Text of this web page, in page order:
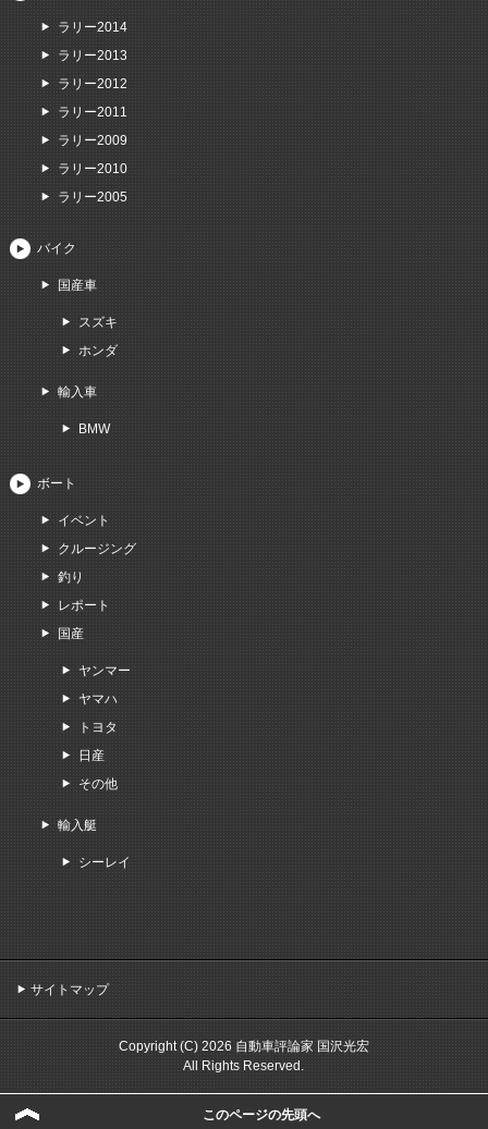
ラリー2014
ラリー2013
ラリー2012
ラリー2011
ラリー2009
ラリー2010
ラリー2005
バイク
国産車
スズキ
ホンダ
輸入車
BMW
ボート
イベント
クルージング
釣り
レポート
国産
ヤンマー
ヤマハ
トヨタ
日産
その他
輸入艇
シーレイ
サイトマップ
Copyright (C) 2026 自動車評論家 国沢光宏
All Rights Reserved.
このページの先頭へ